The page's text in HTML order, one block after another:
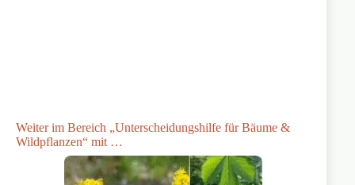
Weiter im Bereich „Unterscheidungshilfe für Bäume &
Wildpflanzen“ mit …